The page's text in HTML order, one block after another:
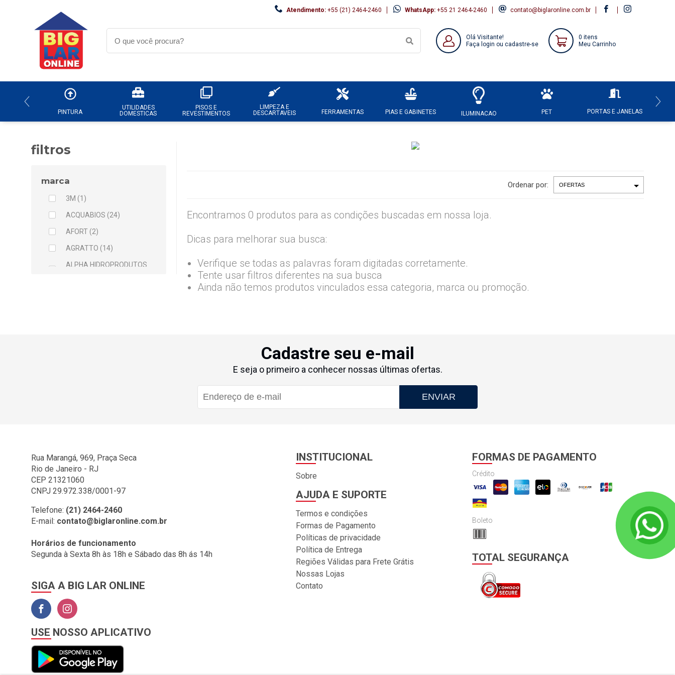
Atendimento: +55 (21) 2464-2460 WhatsApp: +55 21 2464-2460 contato@biglaronline.com.br
Olá Visitante!
Faça login ou cadastre-se
0 itens
Meu Carrinho
PINTURA
UTILIDADES
DOMESTICAS
PISOS E
REVESTIMENTOS
LIMPEZA E
DESCARTAVEIS
FERRAMENTAS PIAS E GABINETES ILUMINACAO PET PORTAS E JANELAS
filtros
marca
3M (1)
ACQUABIOS (24)
AFORT (2)
AGRATTO (14)
ALPHA HIDROPRODUTOS
BIG LAR (1)
BOMBRIL (2)
BOTAFOGO (3)
BRASILIT (1)
BRONZEARTE (4)
CERAL (35)
CLINCK COMERCIO DE
COLGATE (1)
COMEP (1)
CORTAG (1)
COZIMAX (63)
Ordenar por:
Encontramos 0 produtos para as condições buscadas em nossa loja.
Dicas para melhorar sua busca:
Verifique se todas as palavras foram digitadas corretamente.
Tente usar filtros diferentes na sua busca
Ainda não temos produtos vinculados essa categoria, marca ou promoção.
Cadastre seu e-mail
E seja o primeiro a conhecer nossas últimas ofertas.
ENVIAR
Rua Marangá, 969, Praça Seca
Rio de Janeiro - RJ
CEP 21321060
CNPJ 29.972.338/0001-97
Telefone: (21) 2464-2460
E-mail: contato@biglaronline.com.br
Horários de funcionamento
Segunda à Sexta 8h às 18h e Sábado das 8h ás 14h
SIGA A BIG LAR ONLINE
INSTITUCIONAL
Sobre
AJUDA E SUPORTE
Termos e condições
Formas de Pagamento
Políticas de privacidade
Política de Entrega
Regiões Válidas para Frete Grátis
Nossas Lojas
Contato
FORMAS DE PAGAMENTO
Crédito
Boleto
TOTAL SEGURANÇA
USE NOSSO APLICATIVO